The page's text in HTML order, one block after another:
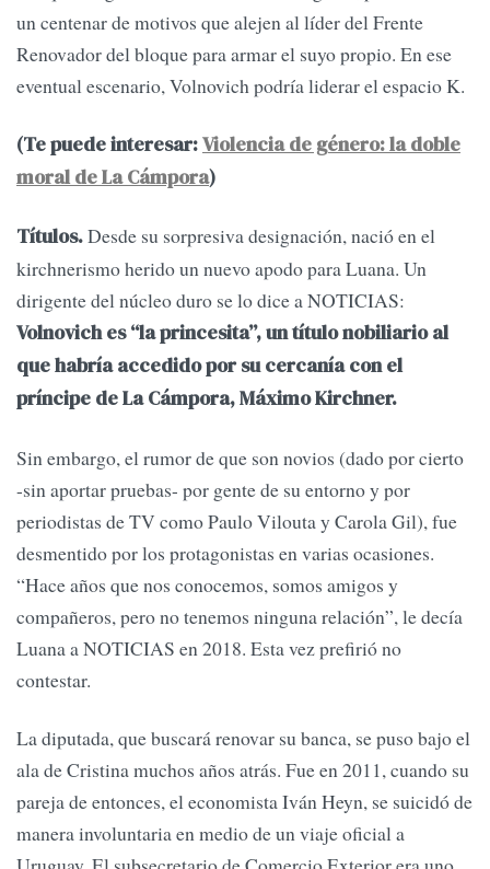
un centenar de motivos que alejen al líder del Frente
Renovador del bloque para armar el suyo propio. En ese
eventual escenario, Volnovich podría liderar el espacio K.
(Te puede interesar:Violencia de género: la doble
moral de La Cámpora)
Títulos.Desde su sorpresiva designación, nació en el
kirchnerismo herido un nuevo apodo para Luana. Un
dirigente del núcleo duro se lo dice a NOTICIAS:
Volnovich es “la princesita”, un título nobiliario al
que habría accedido por su cercanía con el
príncipe de La Cámpora, Máximo Kirchner.
Sin embargo, el rumor de que son novios (dado por cierto
-sin aportar pruebas- por gente de su entorno y por
periodistas de TV como Paulo Vilouta y Carola Gil), fue
desmentido por los protagonistas en varias ocasiones.
“Hace años que nos conocemos, somos amigos y
compañeros, pero no tenemos ninguna relación”, le decía
Luana a NOTICIAS en 2018. Esta vez prefirió no
contestar.
La diputada, que buscará renovar su banca, se puso bajo el
ala de Cristina muchos años atrás. Fue en 2011, cuando su
pareja de entonces, el economista Iván Heyn, se suicidó de
manera involuntaria en medio de un viaje oficial a